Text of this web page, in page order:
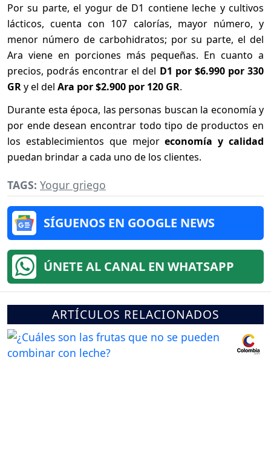
Por su parte, el yogur de D1 contiene leche y cultivos
lácticos, cuenta con 107 calorías, mayor número, y
menor número de carbohidratos; por su parte, el del
Ara viene en porciones más pequeñas. En cuanto a
precios, podrás encontrar el del D1 por $6.990 por 330
GRy el del Ara por $2.900 por 120 GR.
Durante esta época, las personas buscan la economía y
por ende desean encontrar todo tipo de productos en
los establecimientos que mejoreconomía y calidad
puedan brindar a cada uno de los clientes.
TAGS: Yogur griego
SÍGUENOS EN GOOGLE NEWS
ÚNETE AL CANAL EN WHATSAPP
ARTÍCULOS RELACIONADOS